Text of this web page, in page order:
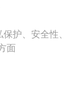
护、安全性、
面